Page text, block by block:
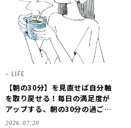
LIFE
【朝の30分】を見直せば自分軸
を取り戻せる！毎日の満足度が
アップする、朝の30分の過ごし
方、5つの実例
2026.07.20